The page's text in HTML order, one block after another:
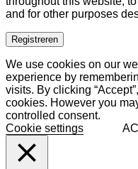
and for other purposes
Registreren
We use cookies on our
experience by
visits. By clicking
cookies. However you
controlled consent.
Cookie settings